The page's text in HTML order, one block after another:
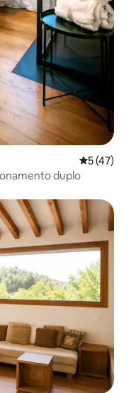
5 de uma
5 (47)
duplo